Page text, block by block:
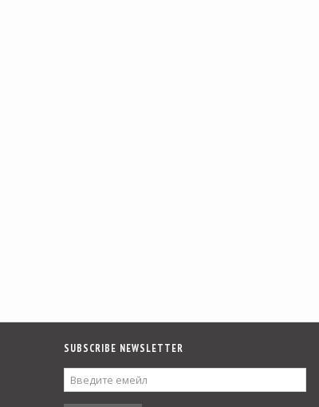
SUBSCRIBE NEWSLETTER
ЕМЕЙЛ